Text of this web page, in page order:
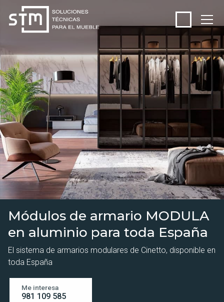
Módulos de armario MODULA
en aluminio para toda España
El sistema de armarios modulares de Cinetto, disponible en
toda España
Me interesa
981 109 585